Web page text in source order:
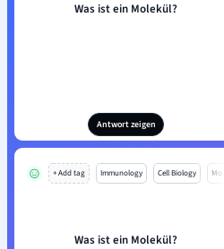
Was ist ein Molekül?
Antwort zeigen
+ Add tag Immunology Cell Biology Mo
Was ist ein Molekül?